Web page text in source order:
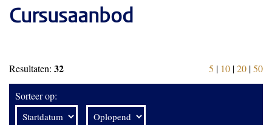
Cursusaanbod
Resultaten: 32 5 | 10 |20 |50
Sorteer op: